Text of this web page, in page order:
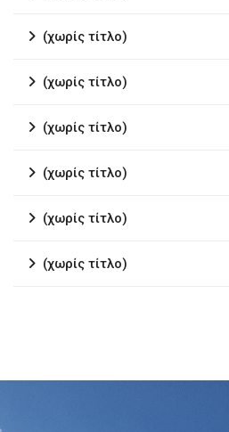
(χωρίς τίτλο)
(χωρίς τίτλο)
(χωρίς τίτλο)
(χωρίς τίτλο)
(χωρίς τίτλο)
(χωρίς τίτλο)